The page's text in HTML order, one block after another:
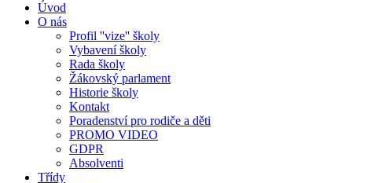
Úvod
O nás
Profil ''vize'' školy
Vybavení školy
Rada školy
Žákovský parlament
Historie školy
Kontakt
Poradenství pro rodiče a děti
PROMO VIDEO
GDPR
Absolventi
Třídy